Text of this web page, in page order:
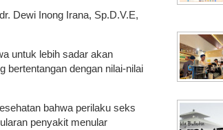
Dewi Inong Irana, Sp.D.V.E,
untuk lebih sadar akan
bertentangan dengan nilai-nilai
bahwa perilaku seks
penyakit menular